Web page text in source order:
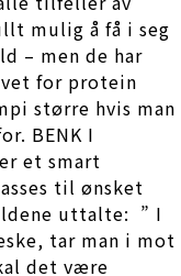
mulig å få i seg
– men de har
for protein
større hvis man
BENK I
et smart
til ønsket
uttalte: ​ ” I
tar man i mot
det være